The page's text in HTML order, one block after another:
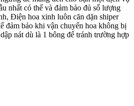
nhất có thể và đảm bảo đủ số lượng
Điện hoa xinh luôn căn dặn shiper
đảm bảo khi vận chuyển hoa không bị
nát dù là 1 bông để tránh trường hợp